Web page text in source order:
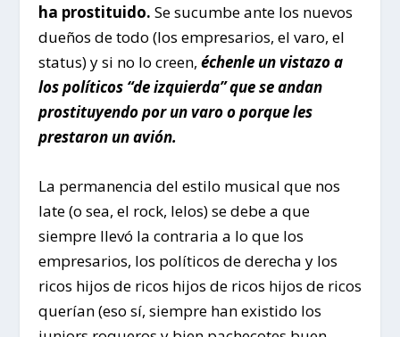
ha prostituido. Se sucumbe ante los nuevos
dueños de todo (los empresarios, el varo, el
status) y si no lo creen, échenle un vistazo a
los políticos “de izquierda” que se andan
prostituyendo por un varo o porque les
prestaron un avión.
La permanencia del estilo musical que nos
late (o sea, el rock, lelos) se debe a que
siempre llevó la contraria a lo que los
empresarios, los políticos de derecha y los
ricos hijos de ricos hijos de ricos hijos de ricos
querían (eso sí, siempre han existido los